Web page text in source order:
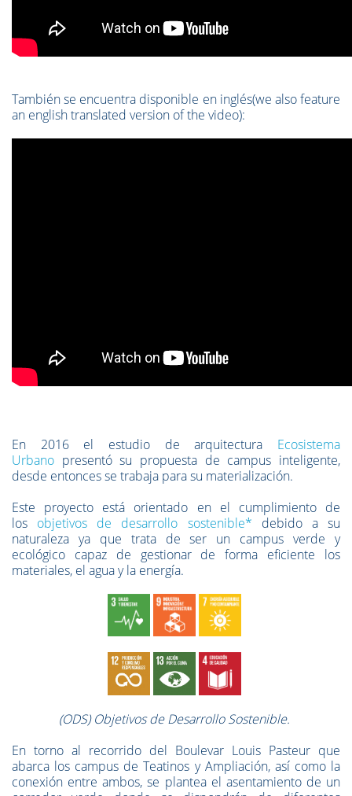
También se encuentra disponible en inglés(we also feature
an english translated version of the video):
En 2016 el estudio de arquitectura Ecosistema
Urbano presentó su propuesta de campus inteligente,
desde entonces se trabaja para su materialización.
Este proyecto está orientado en el cumplimiento de
los objetivos de desarrollo sostenible* debido a su
naturaleza ya que trata de ser un campus verde y
ecológico capaz de gestionar de forma eficiente los
materiales, el agua y la energía.
(ODS) Objetivos de Desarrollo Sostenible.
En torno al recorrido del Boulevar Louis Pasteur que
abarca los campus de Teatinos y Ampliación, así como la
conexión entre ambos, se plantea el asentamiento de un